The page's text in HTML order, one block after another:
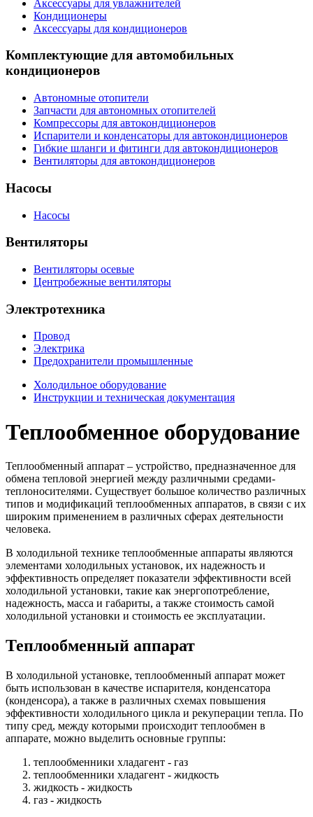
Аксессуары для увлажнителей
Кондиционеры
Аксессуары для кондиционеров
Комплектующие для автомобильных
кондиционеров
Автономные отопители
Запчасти для автономных отопителей
Компрессоры для автокондиционеров
Испарители и конденсаторы для автокондиционеров
Гибкие шланги и фитинги для автокондиционеров
Вентиляторы для автокондиционеров
Насосы
Насосы
Вентиляторы
Вентиляторы осевые
Центробежные вентиляторы
Электротехника
Провод
Электрика
Предохранители промышленные
Холодильное оборудование
Инструкции и техническая документация
Теплообменное оборудование
Теплообменный аппарат – устройство, предназначенное для
обмена тепловой энергией между различными средами-
теплоносителями. Существует большое количество различных
типов и модификаций теплообменных аппаратов, в связи с их
широким применением в различных сферах деятельности
человека.
В холодильной технике теплообменные аппараты являются
элементами холодильных установок, их надежность и
эффективность определяет показатели эффективности всей
холодильной установки, такие как энергопотребление,
надежность, масса и габариты, а также стоимость самой
холодильной установки и стоимость ее эксплуатации.
Теплообменный аппарат
В холодильной установке, теплообменный аппарат может
быть использован в качестве испарителя, конденсатора
(конденсора), а также в различных схемах повышения
эффективности холодильного цикла и рекуперации тепла. По
типу сред, между которыми происходит теплообмен в
аппарате, можно выделить основные группы:
теплообменники хладагент - газ
теплообменники хладагент - жидкость
жидкость - жидкость
газ - жидкость